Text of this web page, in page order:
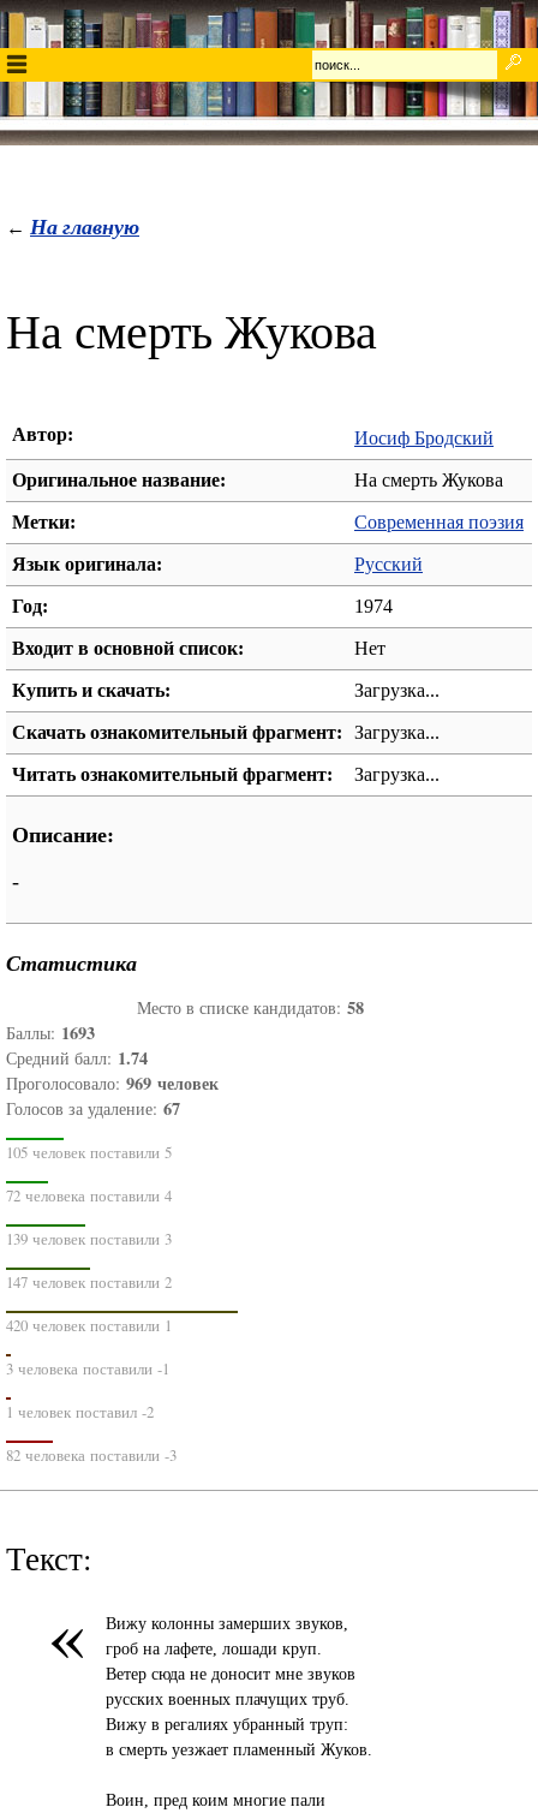
← На главную
На смерть Жукова
Автор: Иосиф Бродский
Оригинальное название: На смерть Жукова
Метки: Современная поэзия
Язык оригинала: Русский
Год: 1974
Входит в основной список: Нет
Купить и скачать: Загрузка...
Скачать ознакомительный фрагмент: Загрузка...
Читать ознакомительный фрагмент: Загрузка...
Описание:
-
Статистика
Место в списке кандидатов: 58
Баллы: 1693
Средний балл: 1.74
Проголосовало: 969 человек
Голосов за удаление: 67
105 человек поставили 5
72 человека поставили 4
139 человек поставили 3
147 человек поставили 2
420 человек поставили 1
3 человека поставили -1
1 человек поставил -2
82 человека поставили -3
Текст:
«
Вижу колонны замерших звуков,
гроб на лафете, лошади круп.
Ветер сюда не доносит мне звуков
русских военных плачущих труб.
Вижу в регалиях убранный труп:
в смерть уезжает пламенный Жуков.
Воин, пред коим многие пали